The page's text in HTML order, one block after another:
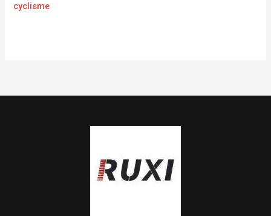
cyclisme